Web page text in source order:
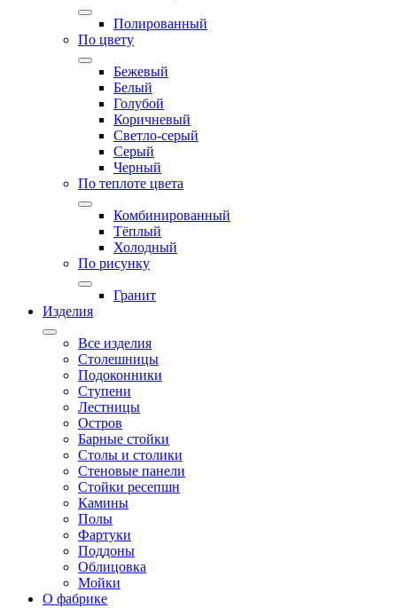
Полированный
По цвету
Бежевый
Белый
Голубой
Коричневый
Светло-серый
Серый
Черный
По теплоте цвета
Комбинированный
Тёплый
Холодный
По рисунку
Гранит
Изделия
Все изделия
Столешницы
Подоконники
Ступени
Лестницы
Остров
Барные стойки
Столы и столики
Стеновые панели
Стойки ресепшн
Камины
Полы
Фартуки
Поддоны
Облицовка
Мойки
О фабрике